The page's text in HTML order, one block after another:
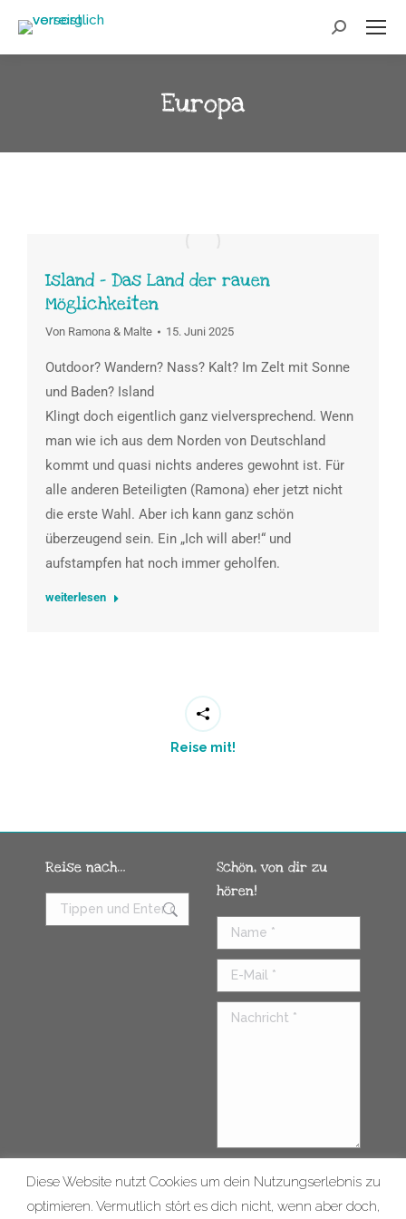
Europa
Island – Das Land der rauen
Möglichkeiten
Von Ramona & Malte 15. Juni 2025
Outdoor? Wandern? Nass? Kalt? Im Zelt mit Sonne
und Baden? Island
Klingt doch eigentlich ganz vielversprechend. Wenn
man wie ich aus dem Norden von Deutschland
kommt und quasi nichts anderes gewohnt ist. Für
alle anderen Beteiligten (Ramona) eher jetzt nicht
die erste Wahl. Aber ich kann ganz schön
überzeugend sein. Ein „Ich will aber!“ und
aufstampfen hat noch immer geholfen.
weiterlesen
Reise mit!
Reise nach…
Schön, von dir zu
hören!
Name *
E-Mail *
Nachricht *
Senden
Diese Website nutzt Cookies um dein Nutzungserlebnis zu
optimieren. Vermutlich stört es dich nicht, wenn aber doch,